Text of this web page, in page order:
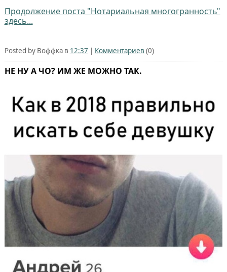
Продолжение поста "Нотариальная многогранность"
здесь...
Posted by Воффка в 12:37 | Комментариев (0)
НЕ НУ А ЧО? ИМ ЖЕ МОЖНО ТАК.